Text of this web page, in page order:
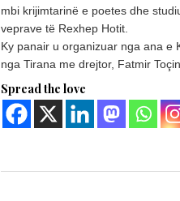
mbi krijimtarinë e poetes dhe
veprave të Rexhep Hotit.
Ky panair u organizuar nga ana e
nga Tirana me drejtor, Fatmir Toçin.
Spread the love